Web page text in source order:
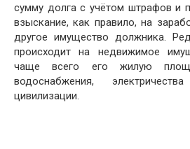
сумму долга с учётом штрафов и
взыскание, как правило, на
другое имущество должника.
происходит на недвижимое
чаще всего его жилую
водоснабжения,
цивилизации.